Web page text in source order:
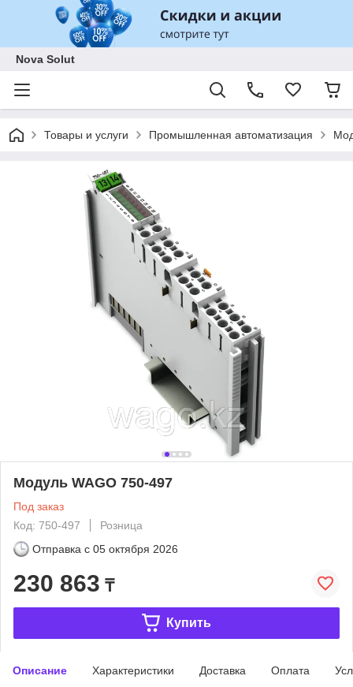
Nova Solut
Товары и услуги Промышленная автоматизация
Модуль WAGO 750-497
Под заказ
Код: 750-497
Розница
Отправка с 05 октября 2026
230 863 ₸
Купить
Описание Характеристики Доставка Оплата